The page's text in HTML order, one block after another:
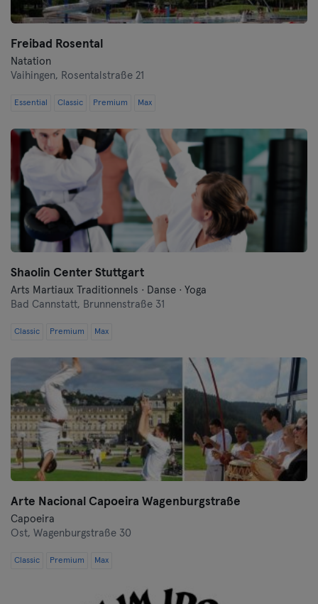
Freibad Rosental
Natation
Vaihingen, Rosentalstraße 21
Essential Classic Premium Max
Shaolin Center Stuttgart
Arts Martiaux Traditionnels · Danse · Yoga
Bad Cannstatt, Brunnenstraße 31
Classic Premium Max
Arte Nacional Capoeira Wagenburgstraße
Capoeira
Ost, Wagenburgstraße 30
Classic Premium Max
Duisbourg
Düsseldorf
Erfurt
Essen
Francfort
Frankfurt an der Oder
Freiburg
Fulda
Göppingen
Halle
Hambourg
Hanau
Hanovre
Heidelberg